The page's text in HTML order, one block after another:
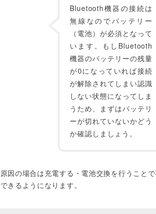
Bluetooth機器の接続は
無線なのでバッテリー
（電池）が必須となって
います。もしBluetooth
機器のバッテリーの残量
が0になっていれば接続
が解除されてしまい認識
しない状態になってしま
うため、まずはバッテリ
ーが切れていないかどう
か確認しましょう。
因の場合は充電する・電池交換を行うこと
きるようになります。